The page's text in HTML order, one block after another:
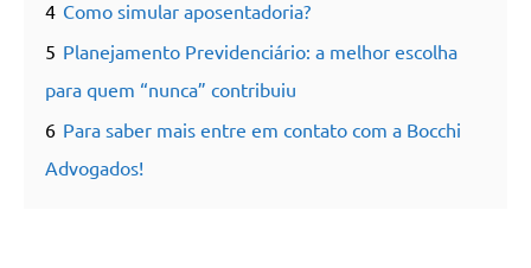
4 Como simular aposentadoria?
5 Planejamento Previdenciário: a melhor escolha
para quem “nunca” contribuiu
6 Para saber mais entre em contato com a Bocchi
Advogados!